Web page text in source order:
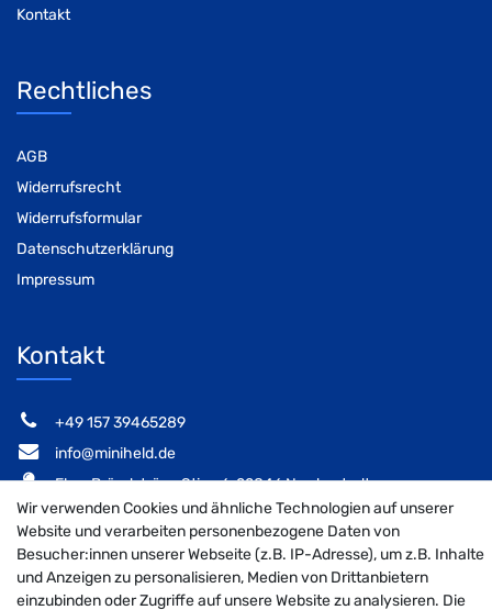
Kontakt
Rechtliches
AGB
Widerrufsrecht
Widerrufsformular
Datenschutzerklärung
Impressum
Kontakt
‭+49 157 39465289‬
info@miniheld.de
Elsa-Brändström-Stieg 6, 22846 Norderstedt
MiniHeld B2B auf Facebook
MiniHeld B2B auf Instagram!
MiniHeld B2B auf Pintarest
Wir verwenden Cookies und ähnliche Technologien auf unserer
Website und verarbeiten personenbezogene Daten von
Besucher:innen unserer Webseite (z.B. IP-Adresse), um z.B. Inhalte
und Anzeigen zu personalisieren, Medien von Drittanbietern
einzubinden oder Zugriffe auf unsere Website zu analysieren. Die